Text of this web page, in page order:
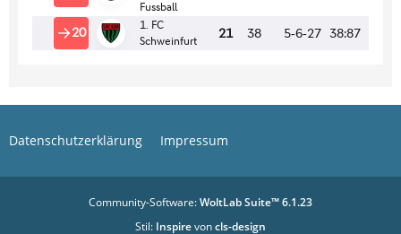
Datenschutzerklärung Impressum
Community-Software:WoltLab Suite™ 6.1.23
Stil: Inspirevoncls-design